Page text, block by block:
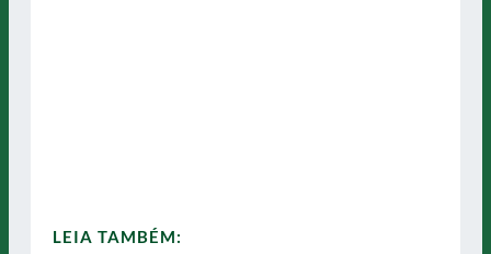
LEIA TAMBÉM: